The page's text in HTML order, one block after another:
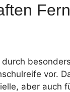
vor.
aber auch